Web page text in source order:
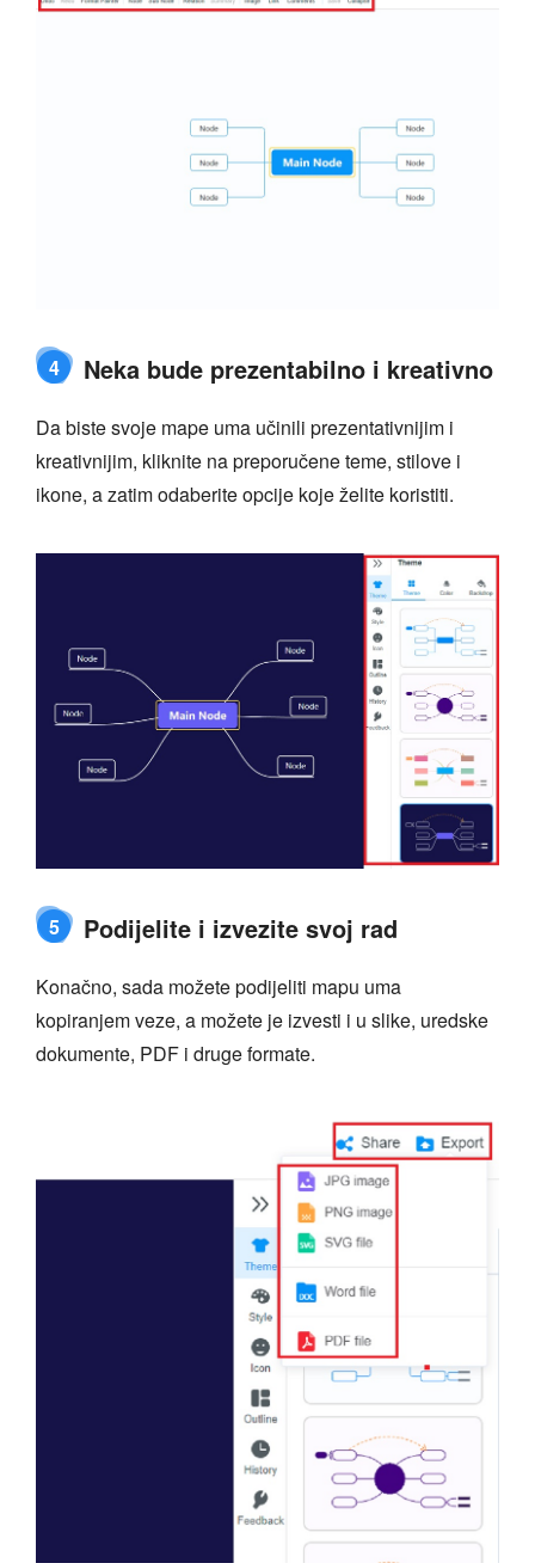
4 Neka bude prezentabilno i kreativno
Da biste svoje mape uma učinili prezentativnijim i
kreativnijim, kliknite na preporučene teme, stilove i
ikone, a zatim odaberite opcije koje želite koristiti.
5 Podijelite i izvezite svoj rad
Konačno, sada možete podijeliti mapu uma
kopiranjem veze, a možete je izvesti i u slike, uredske
dokumente, PDF i druge formate.